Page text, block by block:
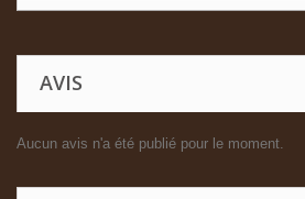
AVIS
Aucun avis n'a été publié pour le moment.